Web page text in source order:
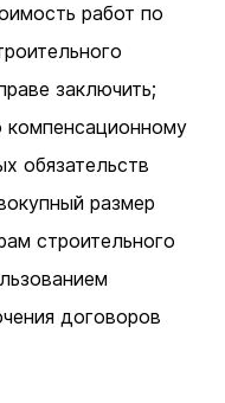
работ по
заключить;
компенсационному
обязательств
размер
строительного
договоров